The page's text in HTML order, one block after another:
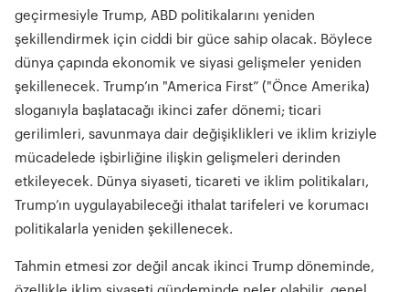
geçirmesiyle Trump, ABD politikalarını yeniden
şekillendirmek için ciddi bir güce sahip olacak. Böylece
dünya çapında ekonomik ve siyasi gelişmeler yeniden
şekillenecek. Trump’ın "America First” ("Önce Amerika)
sloganıyla başlatacağı ikinci zafer dönemi; ticari
gerilimleri, savunmaya dair değişiklikleri ve iklim kriziyle
mücadelede işbirliğine ilişkin gelişmeleri derinden
etkileyecek. Dünya siyaseti, ticareti ve iklim politikaları,
Trump’ın uygulayabileceği ithalat tarifeleri ve korumacı
politikalarla yeniden şekillenecek.
Tahmin etmesi zor değil ancak ikinci Trump döneminde,